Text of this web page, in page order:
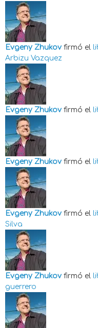
Evgeny Zhukov firmó el
Arbizu Vazquez
Evgeny Zhukov firmó el
Evgeny Zhukov firmó el
Evgeny Zhukov firmó el
Silva
Evgeny Zhukov firmó el
guerrero